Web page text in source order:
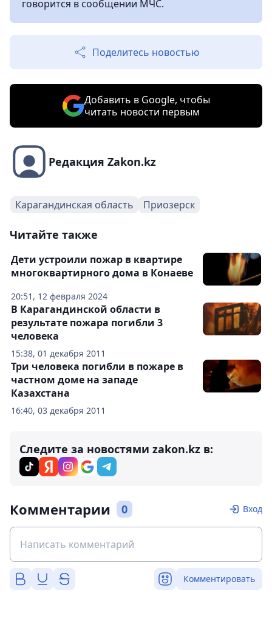
говорится в сообщении МЧС.
Поделитесь новостью
Добавить в Google, чтобы
читать новости первым
Редакция Zakon.kz
Карагандинская область Приозерск
Читайте также
20:51, 12 февраля 2024
Дети устроили пожар в квартире
многоквартирного дома в Конаеве
15:38, 01 декабря 2011
В Карагандинской области в
результате пожара погибли 3
человека
16:40, 03 декабря 2011
Три человека погибли в пожаре в
частном доме на западе
Казахстана
Следите за новостями zakon.kz в:
Комментарии 0 Вход
Комментировать